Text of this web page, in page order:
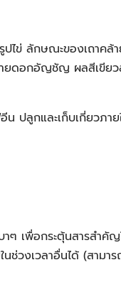
ไข่ ลักษณะของเถาค
ยดอกอัญชัญ ผลสีเขี
น ปลูกและเก็บเกี่ยว
ๆ เพื่อกระตุ้นสารสำคั
วงเวลาอื่นได้ (สามา